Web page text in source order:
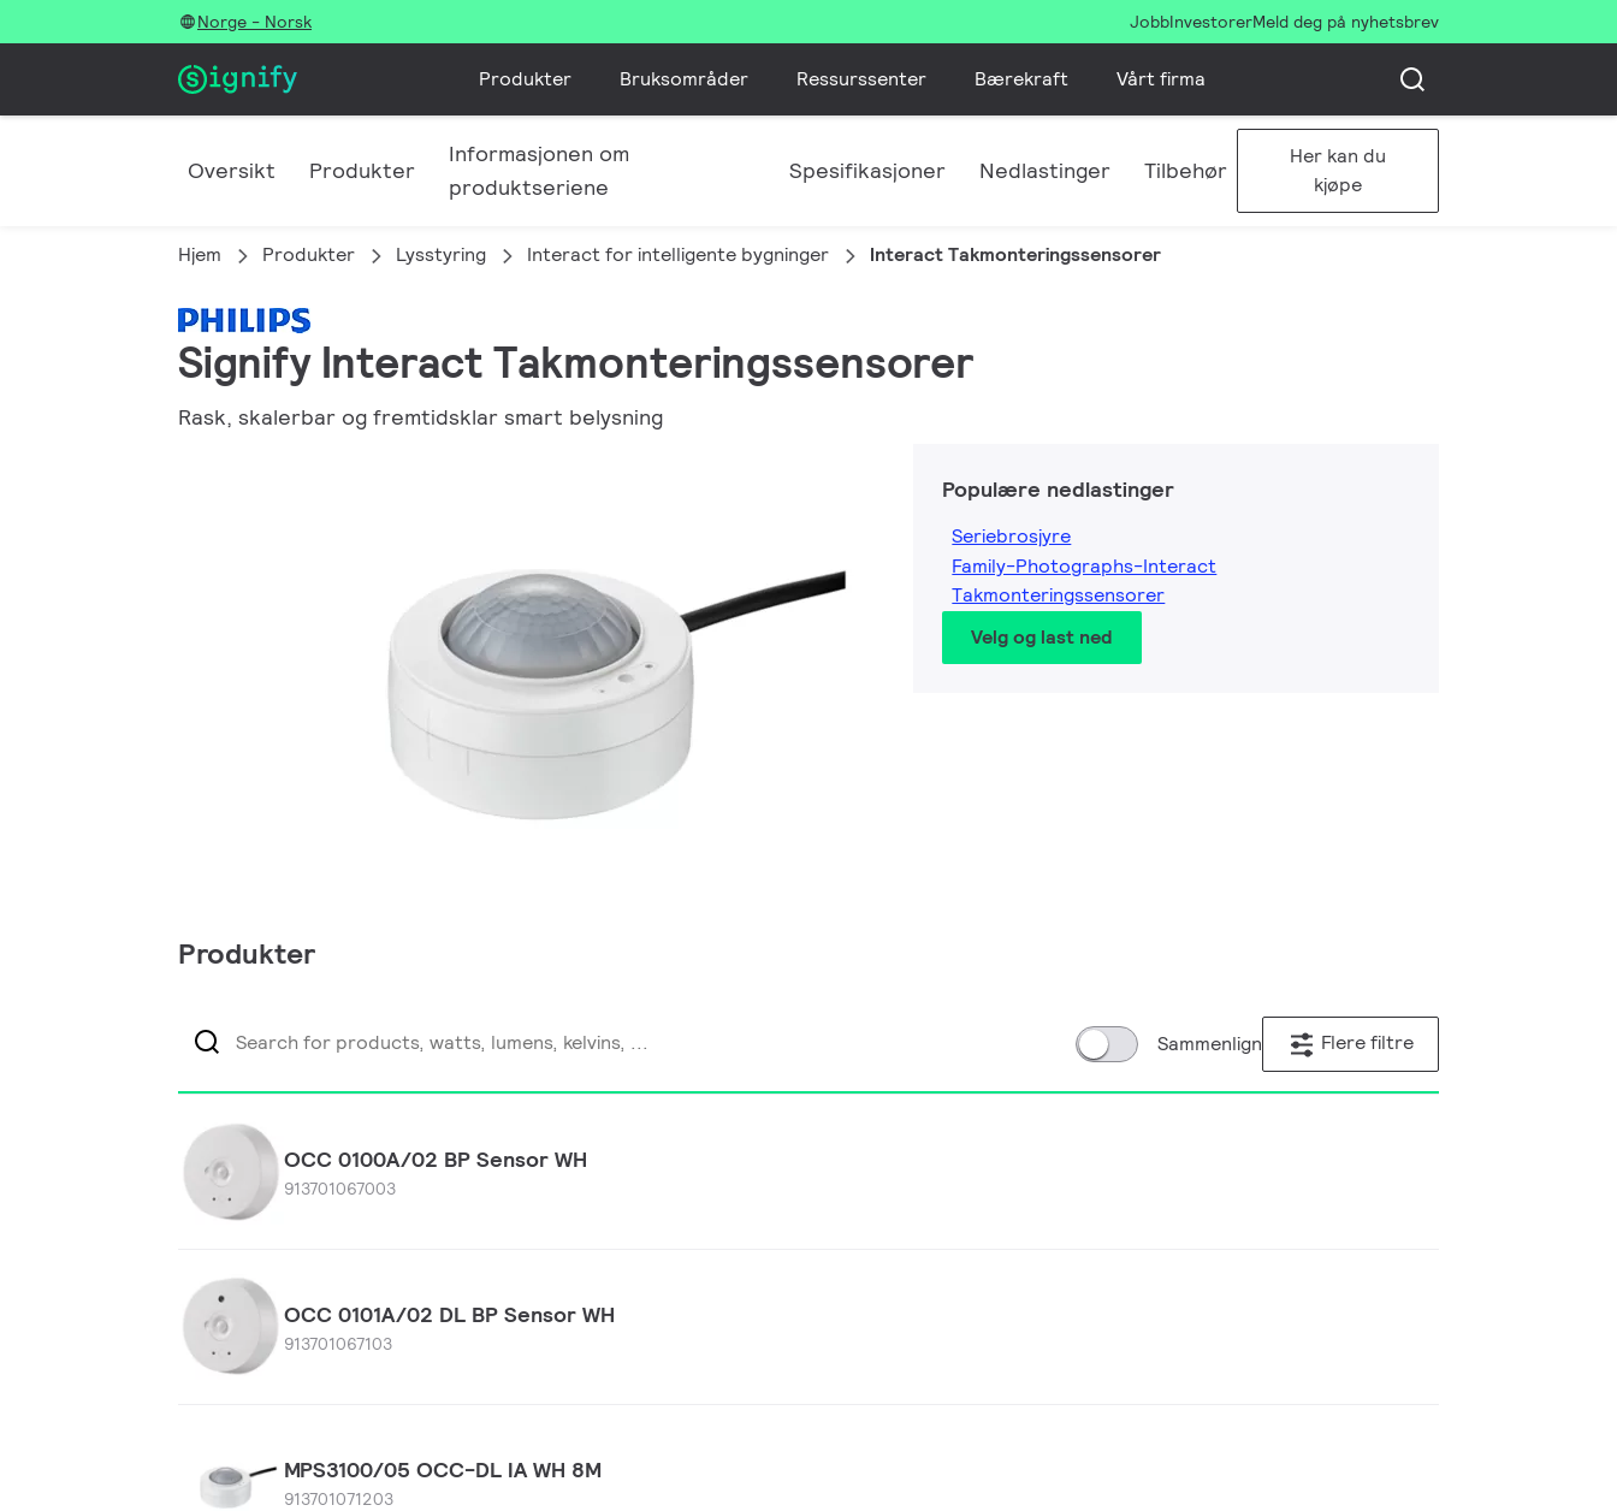
Norge - Norsk JobbInvestorerMeld deg på nyhetsbrev
Produkter Bruksområder Ressurssenter Bærekraft Vårt firma
Oversikt Produkter
Informasjonen om
produktseriene
Spesifikasjoner Nedlastinger Tilbehør
Her kan du
kjøpe
Hjem Produkter Lysstyring Interact for intelligente bygninger Interact Takmonteringssensorer
Signify Interact Takmonteringssensorer
Rask, skalerbar og fremtidsklar smart belysning
Populære nedlastinger
Seriebrosjyre
Family-Photographs-Interact
Takmonteringssensorer
Velg og last ned
Produkter
Sammenlign Flere filtre
OCC 0100A/02 BP Sensor WH
913701067003
OCC 0101A/02 DL BP Sensor WH
913701067103
MPS3100/05 OCC-DL IA WH 8M
913701071203